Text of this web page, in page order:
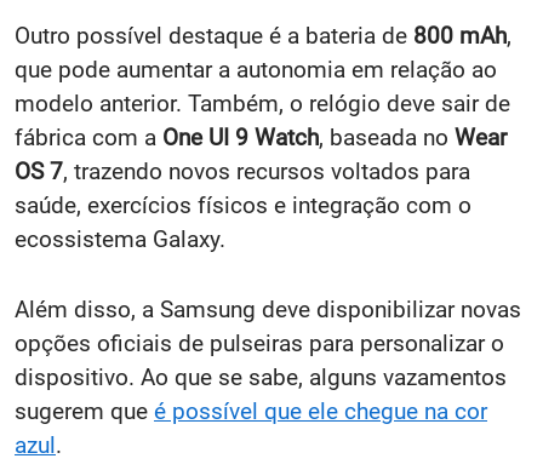
Outro possível destaque é a bateria de 800 mAh,
que pode aumentar a autonomia em relação ao
modelo anterior. Também, o relógio deve sair de
fábrica com a One UI 9 Watch, baseada no Wear
OS 7, trazendo novos recursos voltados para
saúde, exercícios físicos e integração com o
ecossistema Galaxy.
Além disso, a Samsung deve disponibilizar novas
opções oficiais de pulseiras para personalizar o
dispositivo. Ao que se sabe, alguns vazamentos
sugerem que é possível que ele chegue na cor
azul.